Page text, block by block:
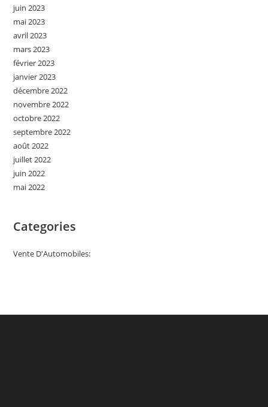
juin 2023
mai 2023
avril 2023
mars 2023
février 2023
janvier 2023
décembre 2022
novembre 2022
octobre 2022
septembre 2022
août 2022
juillet 2022
juin 2022
mai 2022
Categories
Vente D'Automobiles: